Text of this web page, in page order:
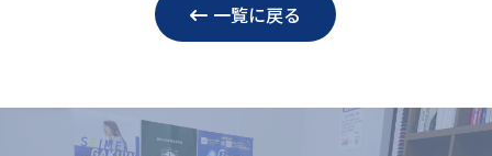
一覧に戻る